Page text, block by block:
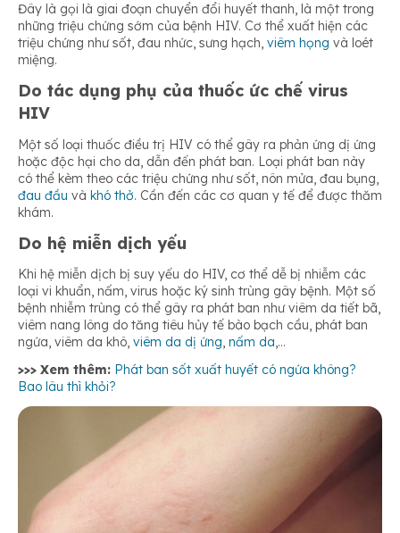
Đây là gọi là giai đoạn chuyển đổi huyết thanh, là một trong
những triệu chứng sớm của bệnh HIV. Cơ thể xuất hiện các
triệu chứng như sốt, đau nhức, sưng hạch, viêm họng và loét
miệng.
Do tác dụng phụ của thuốc ức chế virus
HIV
Một số loại thuốc điều trị HIV có thể gây ra phản ứng dị ứng
hoặc độc hại cho da, dẫn đến phát ban. Loại phát ban này
có thể kèm theo các triệu chứng như sốt, nôn mửa, đau bụng,
đau đầu và khó thở. Cần đến các cơ quan y tế để được thăm
khám.
Do hệ miễn dịch yếu
Khi hệ miễn dịch bị suy yếu do HIV, cơ thể dễ bị nhiễm các
loại vi khuẩn, nấm, virus hoặc ký sinh trùng gây bệnh. Một số
bệnh nhiễm trùng có thể gây ra phát ban như viêm da tiết bã,
viêm nang lông do tăng tiêu hủy tế bào bạch cầu, phát ban
ngứa, viêm da khô, viêm da dị ứng, nấm da,…
>>> Xem thêm: Phát ban sốt xuất huyết có ngứa không?
Bao lâu thì khỏi?